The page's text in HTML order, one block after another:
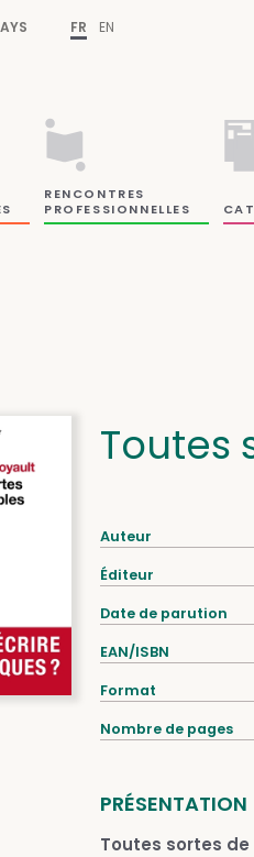
FR EN
RENCONTRES
PROFESSIONNELLES
Toutes
Auteur
Éditeur
Date de parution
EAN/ISBN
Format
Nombre de pages
PRÉSENTATION
Toutes sortes